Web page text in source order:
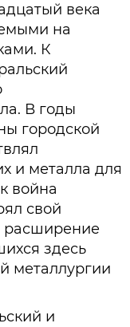
века
на
К
В годы
городской
и металла для
война
свой
здесь
металлургии
и